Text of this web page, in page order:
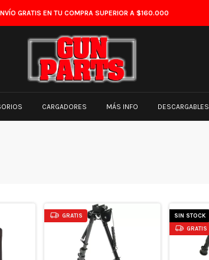
GRATIS EN TU COMPRA SUPERIOR A $160.000
CARGADORES MÁS INFO DESCARGABLES
GRATIS
SIN STOCK
GRATIS